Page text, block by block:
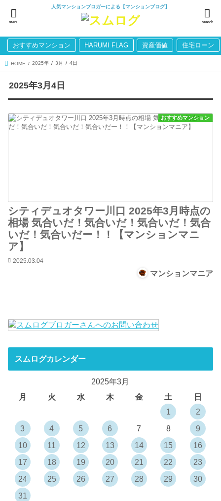
人気マンションブロガーによる【マンションブログ】
search
menu
おすすめマンション HARUMI FLAG 資産価値 住宅ローン
HOME 2025年 3月 4日
2025年3月4日
おすすめマンション
シティデュオタワー川口 2025年3月時点の
相場 気合いだ！気合いだ！気合いだ！気合
いだ！気合いだー！！【マンションマニ
ア】
2025.03.04
マンションマニア
スムログカレンダー
2025年3月
月
火 水 木 金 土
日
1
2
3
4 5 6 7 8
9
10
11 12 13 14 15
16
17
18 19 20 21 22
23
24
25 26 27 28 29
30
31